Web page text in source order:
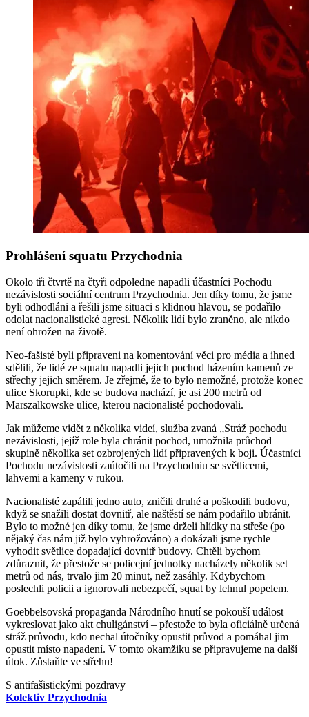
Prohlášení squatu Przychodnia
Okolo tři čtvrtě na čtyři odpoledne napadli účastníci Pochodu
nezávislosti sociální centrum Przychodnia. Jen díky tomu, že jsme
byli odhodláni a řešili jsme situaci s klidnou hlavou, se podařilo
odolat nacionalistické agresi. Několik lidí bylo zraněno, ale nikdo
není ohrožen na životě.
Neo-fašisté byli připraveni na komentování věci pro média a ihned
sdělili, že lidé ze squatu napadli jejich pochod házením kamenů ze
střechy jejich směrem. Je zřejmé, že to bylo nemožné, protože konec
ulice Skorupki, kde se budova nachází, je asi 200 metrů od
Marszalkowske ulice, kterou nacionalisté pochodovali.
Jak můžeme vidět z několika videí, služba zvaná „Stráž pochodu
nezávislosti, jejíž role byla chránit pochod, umožnila průchod
skupině několika set ozbrojených lidí připravených k boji. Účastníci
Pochodu nezávislosti zaútočili na Przychodniu se světlicemi,
lahvemi a kameny v rukou.
Nacionalisté zapálili jedno auto, zničili druhé a poškodili budovu,
když se snažili dostat dovnitř, ale naštěstí se nám podařilo ubránit.
Bylo to možné jen díky tomu, že jsme drželi hlídky na střeše (po
nějaký čas nám již bylo vyhrožováno) a dokázali jsme rychle
vyhodit světlice dopadající dovnitř budovy. Chtěli bychom
zdůraznit, že přestože se policejní jednotky nacházely několik set
metrů od nás, trvalo jim 20 minut, než zasáhly. Kdybychom
poslechli policii a ignorovali nebezpečí, squat by lehnul popelem.
Goebbelsovská propaganda Národního hnutí se pokouší událost
vykreslovat jako akt chuligánství – přestože to byla oficiálně určená
stráž průvodu, kdo nechal útočníky opustit průvod a pomáhal jim
opustit místo napadení. V tomto okamžiku se připravujeme na další
útok. Zůstaňte ve střehu!
S antifašistickými pozdravy
Kolektiv Przychodnia